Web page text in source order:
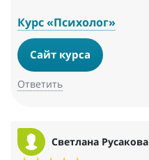
Курс «Психолог»
Сайт курса
Ответить
Светлана Русакова